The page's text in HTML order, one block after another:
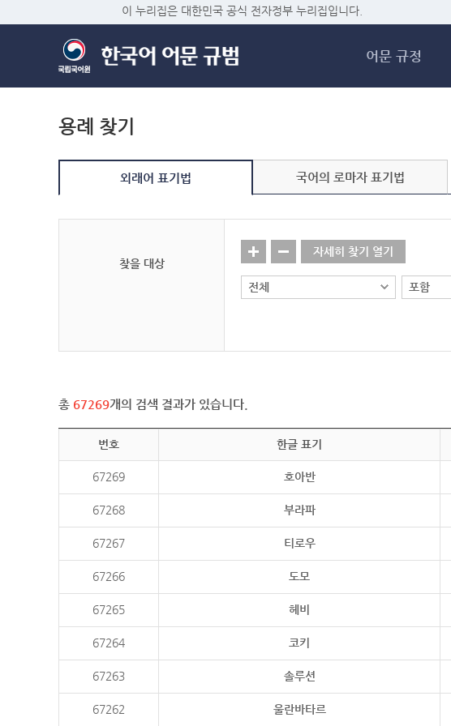
이 누리집은 대한민국 공식 전자정부 누리집입니다.
어문 규정
용례 찾기
외래어 표기법 국어의 로마자 표기법
찾을 대상
자세히 찾기 열기
총 67269개의 검색 결과가 있습니다.
번호 한글 표기
67269 호아반
67268 부라파
67267 티로우
67266 도모
67265 헤비
67264 코키
67263 솔루션
67262 울란바타르